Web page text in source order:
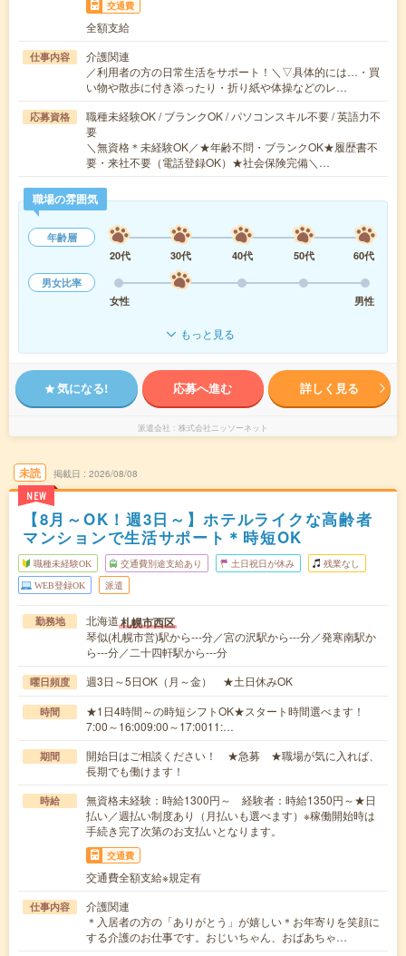
交通費
全額支給
仕事内容
介護関連
／利用者の方の日常生活をサポート！＼▽具体的には…・買
い物や散歩に付き添ったり・折り紙や体操などのレ…
応募資格
職種未経験OK / ブランクOK / パソコンスキル不要 / 英語力不
要
＼無資格＊未経験OK／★年齢不問・ブランクOK★履歴書不
要・来社不要（電話登録OK）★社会保険完備＼…
職場の雰囲気
年齢層
20代
30代 40代 50代
60代
男女比率
女性
男性
もっと見る
気になる! 応募へ進む 詳しく見る
派遣会社 株式会社ニッソーネット
未読
NEW
掲載日 2026/08/08
【8月～OK！週3日～】ホテルライクな高齢者
マンションで生活サポート＊時短OK
職種未経験OK 交通費別途支給あり 土日祝日が休み 残業なし
WEB登録OK 派遣
勤務地 北海道札幌市西区
琴似(札幌市営)駅から---分／宮の沢駅から---分／発寒南駅か
ら---分／二十四軒駅から---分
曜日頻度 週3日～5日OK（月～金） ★土日休みOK
時間
★1日4時間～の時短シフトOK★スタート時間選べます！
7:00～16:009:00～17:0011:…
期間
開始日はご相談ください！ ★急募 ★職場が気に入れば、
長期でも働けます！
時給
無資格未経験：時給1300円～ 経験者：時給1350円～★日
払い／週払い制度あり（月払いも選べます）※稼働開始時は
手続き完了次第のお支払いとなります。
交通費
交通費全額支給※規定有
仕事内容
介護関連
＊入居者の方の「ありがとう」が嬉しい＊お年寄りを笑顔に
する介護のお仕事です。おじいちゃん、おばあちゃ…